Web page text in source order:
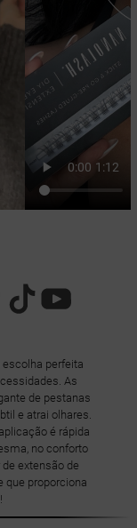
perfeita
As
de pestanas
e atrai olhares.
aplicação é rápida
no conforto
extensão de
que proporciona